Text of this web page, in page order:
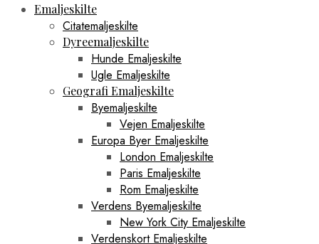
Emaljeskilte
Citatemaljeskilte
Dyreemaljeskilte
Hunde Emaljeskilte
Ugle Emaljeskilte
Geografi Emaljeskilte
Byemaljeskilte
Vejen Emaljeskilte
Europa Byer Emaljeskilte
London Emaljeskilte
Paris Emaljeskilte
Rom Emaljeskilte
Verdens Byemaljeskilte
New York City Emaljeskilte
Verdenskort Emaljeskilte